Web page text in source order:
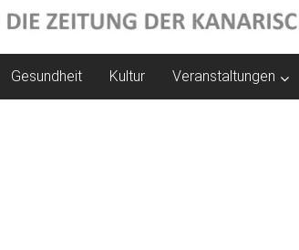
Gesundheit Kultur Veranstaltungen